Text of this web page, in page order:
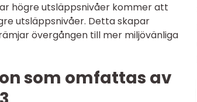
högre utsläppsnivåer kommer att
utsläppsnivåer. Detta skapar
övergången till mer miljövänliga
som omfattas av